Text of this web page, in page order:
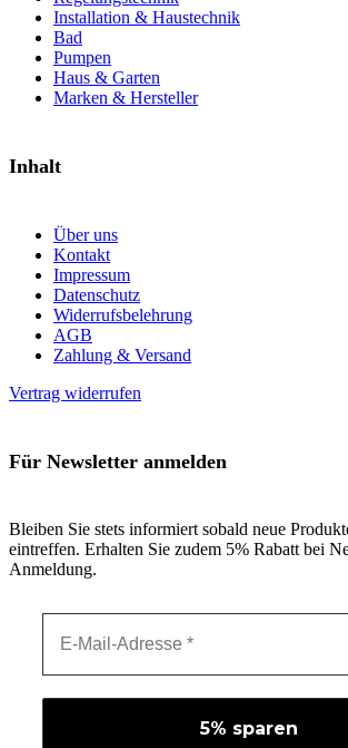
Installation & Haustechnik
Bad
Pumpen
Haus & Garten
Marken & Hersteller
Inhalt
Über uns
Kontakt
Impressum
Datenschutz
Widerrufsbelehrung
AGB
Zahlung & Versand
Vertrag widerrufen
Für Newsletter anmelden
Bleiben Sie stets informiert sobald neue
eintreffen. Erhalten Sie zudem 5% Rabatt bei
Anmeldung.